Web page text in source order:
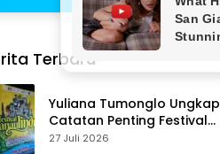
Terbaru
Yuliana Tumonglo Ungkap
Catatan Penting Festival
Danau Lindu: Parkir hingga
27 Juli 2026